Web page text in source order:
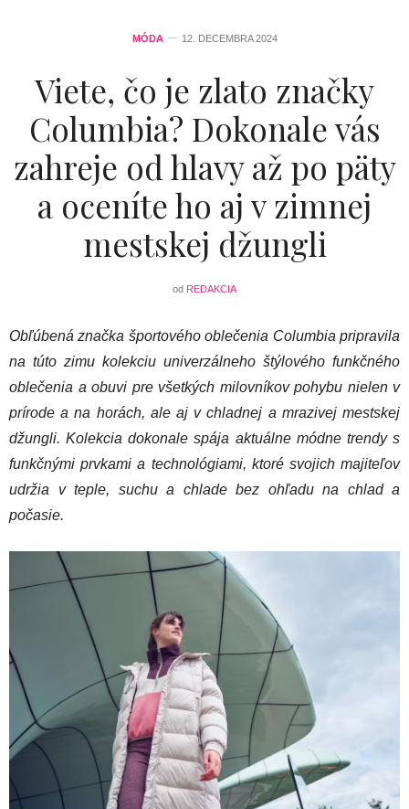
MÓDA 12. DECEMBRA 2024
Viete, čo je zlato značky
Columbia? Dokonale vás
zahreje od hlavy až po päty
a oceníte ho aj v zimnej
mestskej džungli
od REDAKCIA
Obľúbená značka športového oblečenia Columbia pripravila
na túto zimu kolekciu univerzálneho štýlového funkčného
oblečenia a obuvi pre všetkých milovníkov pohybu nielen v
prírode a na horách, ale aj v chladnej a mrazivej mestskej
džungli. Kolekcia dokonale spája aktuálne módne trendy s
funkčnými prvkami a technológiami, ktoré svojich majiteľov
udržia v teple, suchu a chlade bez ohľadu na chlad a
počasie.